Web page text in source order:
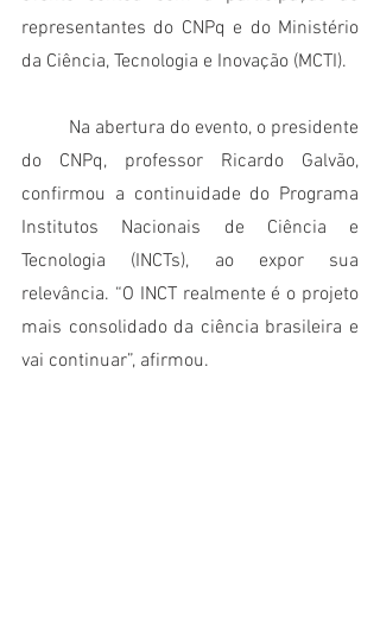
representantes do CNPq e do Ministério
da Ciência, Tecnologia e Inovação (MCTI).
do CNPq, professor Ricardo Galvão,
confirmou a continuidade do Programa
Institutos Nacionais de Ciência e
Tecnologia (INCTs), ao expor sua
relevância. “O INCT realmente é o projeto
mais consolidado da ciência brasileira e
vai continuar”, afirmou.